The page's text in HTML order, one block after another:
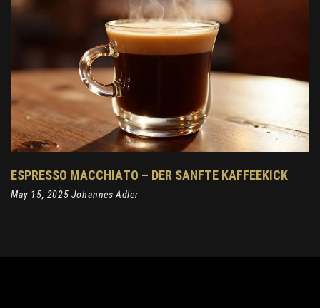
ESPRESSO MACCHIATO – DER SANFTE KAFFEEKICK
May 15, 2025 Johannes Adler